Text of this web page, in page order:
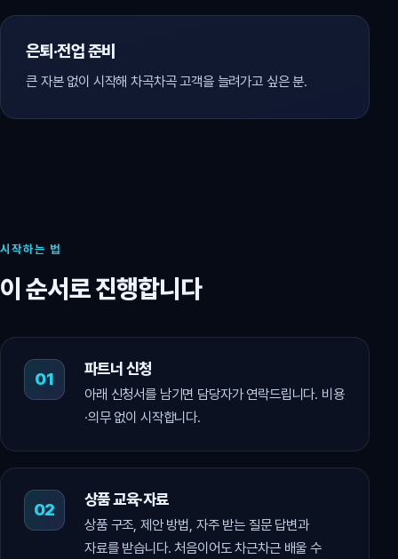
은퇴·전업 준비
큰 자본 없이 시작해 차곡차곡 고객을 늘려가고 싶은 분.
시작하는 법
이 순서로 진행합니다
파트너 신청
아래 신청서를 남기면 담당자가 연락드립니다. 비용
·의무 없이 시작합니다.
상품 교육·자료
상품 구조, 제안 방법, 자주 받는 질문 답변과
자료를 받습니다. 처음이어도 차근차근 배울 수